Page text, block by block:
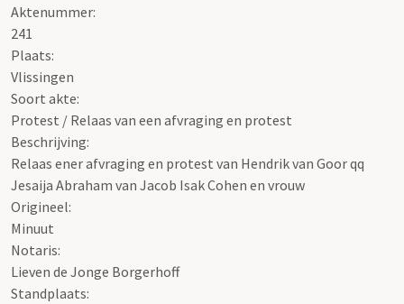
Aktenummer:
241
Plaats:
Vlissingen
Soort akte:
Protest / Relaas van een afvraging en protest
Beschrijving:
Relaas ener afvraging en protest van Hendrik van Goor qq
Jesaija Abraham van Jacob Isak Cohen en vrouw
Origineel:
Minuut
Notaris:
Lieven de Jonge Borgerhoff
Standplaats: